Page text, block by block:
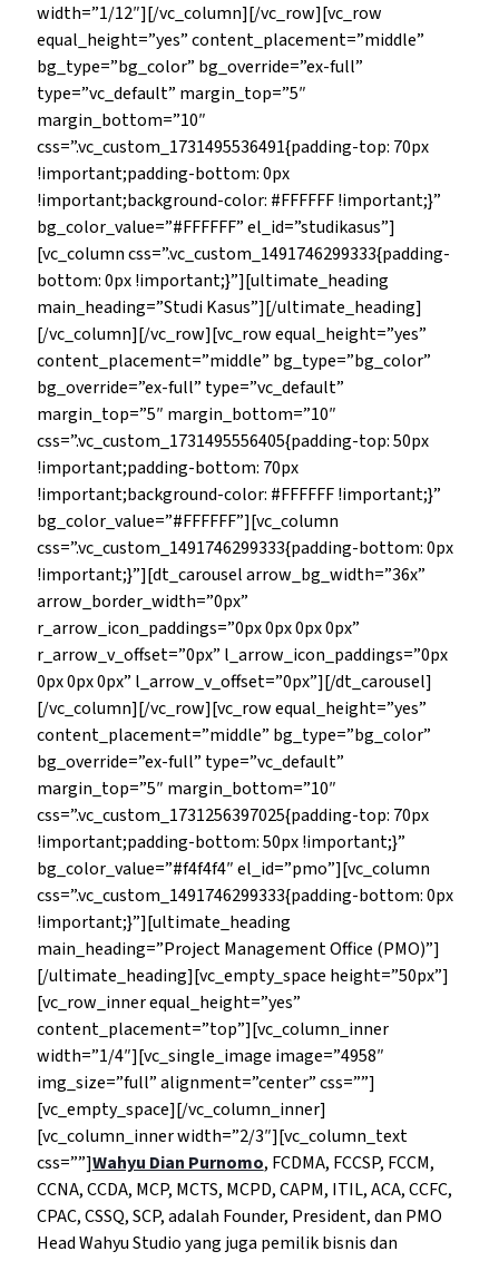
width=”1/12″][/vc_column][/vc_row][vc_row
equal_height=”yes” content_placement=”middle”
bg_type=”bg_color” bg_override=”ex-full”
type=”vc_default” margin_top=”5″
margin_bottom=”10″
css=”.vc_custom_1731495536491{padding-top: 70px
!important;padding-bottom: 0px
!important;background-color: #FFFFFF !important;}”
bg_color_value=”#FFFFFF” el_id=”studikasus”]
[vc_column css=”.vc_custom_1491746299333{padding-
bottom: 0px !important;}”][ultimate_heading
main_heading=”Studi Kasus”][/ultimate_heading]
[/vc_column][/vc_row][vc_row equal_height=”yes”
content_placement=”middle” bg_type=”bg_color”
bg_override=”ex-full” type=”vc_default”
margin_top=”5″ margin_bottom=”10″
css=”.vc_custom_1731495556405{padding-top: 50px
!important;padding-bottom: 70px
!important;background-color: #FFFFFF !important;}”
bg_color_value=”#FFFFFF”][vc_column
css=”.vc_custom_1491746299333{padding-bottom: 0px
!important;}”][dt_carousel arrow_bg_width=”36x”
arrow_border_width=”0px”
r_arrow_icon_paddings=”0px 0px 0px 0px”
r_arrow_v_offset=”0px” l_arrow_icon_paddings=”0px
0px 0px 0px” l_arrow_v_offset=”0px”][/dt_carousel]
[/vc_column][/vc_row][vc_row equal_height=”yes”
content_placement=”middle” bg_type=”bg_color”
bg_override=”ex-full” type=”vc_default”
margin_top=”5″ margin_bottom=”10″
css=”.vc_custom_1731256397025{padding-top: 70px
!important;padding-bottom: 50px !important;}”
bg_color_value=”#f4f4f4″ el_id=”pmo”][vc_column
css=”.vc_custom_1491746299333{padding-bottom: 0px
!important;}”][ultimate_heading
main_heading=”Project Management Office (PMO)”]
[/ultimate_heading][vc_empty_space height=”50px”]
[vc_row_inner equal_height=”yes”
content_placement=”top”][vc_column_inner
width=”1/4″][vc_single_image image=”4958″
img_size=”full” alignment=”center” css=””]
[vc_empty_space][/vc_column_inner]
[vc_column_inner width=”2/3″][vc_column_text
css=””]Wahyu Dian Purnomo, FCDMA, FCCSP, FCCM,
CCNA, CCDA, MCP, MCTS, MCPD, CAPM, ITIL, ACA, CCFC,
CPAC, CSSQ, SCP, adalah Founder, President, dan PMO
Head Wahyu Studio yang juga pemilik bisnis dan